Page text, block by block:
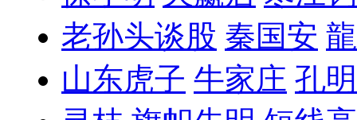
老孙头谈股 秦国安
山东虎子 牛家庄 孔